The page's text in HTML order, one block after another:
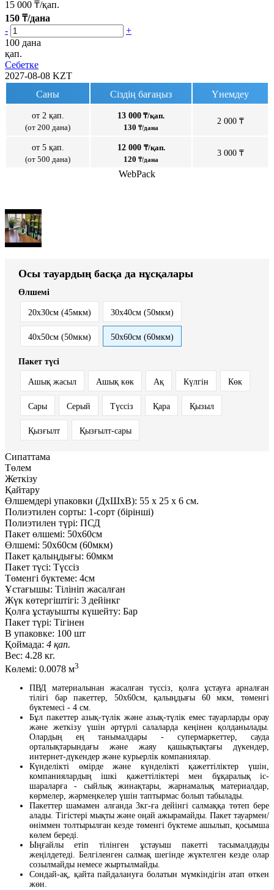
15 000 ₸/қап.
150 ₸/дана
-
+
100 дана
қап.
Себетке
2027-08-08 KZT
Саны
Сіздің бағаңыз Үнемдеу
от 2 қап.
(от 200 дана)
13 000 ₸/қап.
130 ₸/дана
2 000 ₸
от 5 қап.
(от 500 дана)
12 000 ₸/қап.
120 ₸/дана
3 000 ₸
WebPack
Осы тауардың басқа да нұсқалары
Өлшемі
20x30см (45мкм) 30x40см (50мкм)
40x50см (50мкм) 50x60см (60мкм)
Пакет түсі
Ашық жасыл Ашық көк Ақ Күлгін Көк
Сары Серый Түссіз Қара Қызыл
Қызғылт Қызғылт-сары
Сипаттама
Төлем
Жеткізу
Қайтару
Өлшемдері упаковки (ДxШxВ): 55 x 25 x 6 см.
Полиэтилен сорты: 1-сорт (бірінші)
Полиэтилен түрі: ПСД
Пакет өлшемі: 50x60см
Өлшемі: 50x60см (60мкм)
Пакет қалыңдығы: 60мкм
Пакет түсі: Түссіз
Төменгі бүктеме: 4см
Ұстағышы: Тілініп жасалған
Жүк көтергіштігі: 3 дейінкг
Қолға ұстауышты күшейту: Бар
Пакет түрі: Тігінен
В упаковке: 100 шт
Қоймада: 4 қап.
Вес: 4.28 кг.
Көлемі: 0.0078 м3
ПВД материалынан жасалған түссіз, қолға ұстауға арналған
тілігі бар пакеттер, 50х60см, қалыңдығы 60 мкм, төменгі
бүктемесі - 4 см.
Бұл пакеттер азық-түлік және азық-түлік емес тауарларды орау
және жеткізу үшін әртүрлі салаларда кеңінен қолданылады.
Олардың ең танымалдары - супермаркеттер, сауда
орталықтарындағы және жаяу қашықтықтағы дүкендер,
интернет-дүкендер және курьерлік компаниялар.
Күнделікті өмірде және күнделікті қажеттіліктер үшін,
компаниялардың ішкі қажеттіліктері мен бұқаралық іс-
шараларға - сыйлық жинақтары, жарнамалық материалдар,
көрмелер, жәрмеңкелер үшін таптырмас болып табылады.
Пакеттер шамамен алғанда 3кг-ға дейінгі салмаққа төтеп бере
алады. Тігістері мықты және оңай ажырамайды. Пакет тауармен/
өніммен толтырылған кезде төменгі бүктеме ашылып, қосымша
көлем береді.
Ыңғайлы етіп тілінген ұстауыш пакетті тасымалдауды
жеңілдетеді. Белгіленген салмақ шегінде жүктелген кезде олар
созылмайды немесе жыртылмайды.
Сондай-ақ, қайта пайдалануға болатын мүмкіндігін атап өткен
жөн.